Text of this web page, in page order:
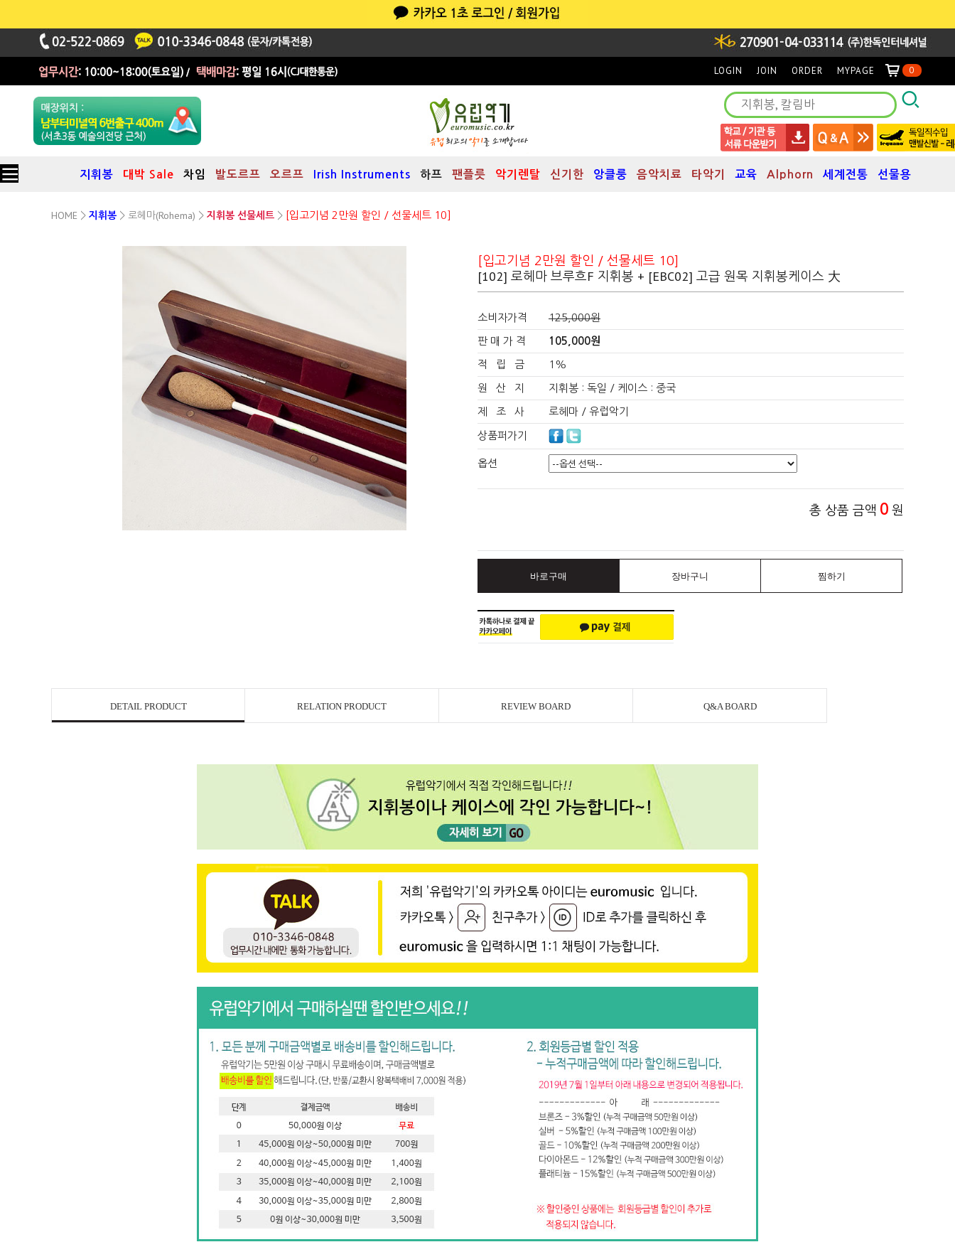
LOGIN JOIN ORDER MYPAGE 0
지휘봉 대박 Sale 차임 발도르프 오르프 Irish Instruments 하프 팬플릇 악기렌탈 신기한 앙클룽 음악치료 타악기 교육 Alphorn 세계전통 선물용
HOME > 지휘봉 > 로헤마(Rohema) > 지휘봉 선물세트 > [입고기념 2만원 할인 / 선물세트 10]
[102] 로헤마 브루흐F 지휘봉 + [EBC02] 고급 원목 지휘봉케이스 大
[입고기념 2만원 할인 / 선물세트 10]
[102] 로헤마 브루흐F 지휘봉 + [EBC02] 고급 원목 지휘봉케이스 大
소비자가격 125,000원
판 매 가 격 105,000원
적 립 금 1%
원 산 지 지휘봉 : 독일 / 케이스 : 중국
제 조 사 로헤마 / 유럽악기
상품퍼가기
옵션
총 상품 금액 0 원
바로구매 장바구니 찜하기
DETAIL PRODUCT RELATION PRODUCT REVIEW BOARD Q&A BOARD